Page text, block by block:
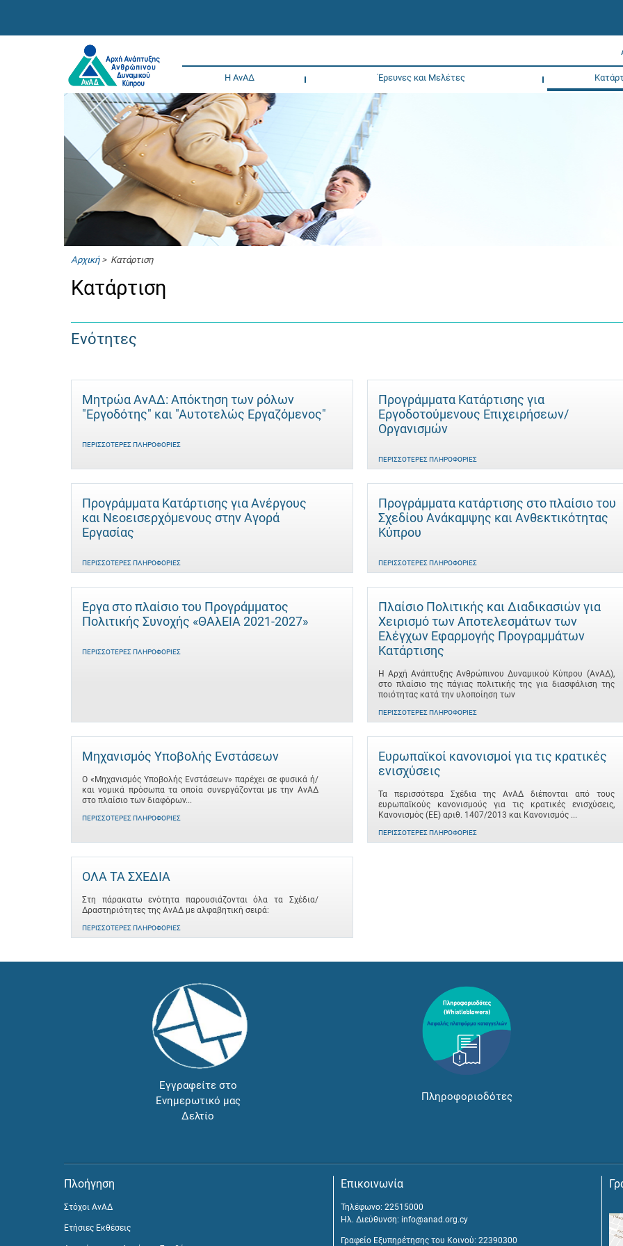
Η ΑνΑΔ Έρευνες και Μελέτες
Αρχική> Κατάρτιση
Κατάρτιση
Ενότητες
Μητρώα ΑνΑΔ: Απόκτηση των ρόλων
"Εργοδότης" και "Αυτοτελώς Eργαζόμενος"
ΠΕΡΙΣΣΌΤΕΡΕΣ ΠΛΗΡΟΦΟΡΊΕΣ
Προγράμματα Κατάρτισης για
Εργοδοτούμενους Επιχειρήσεων/
Οργανισμών
ΠΕΡΙΣΣΌΤΕΡΕΣ ΠΛΗΡΟΦΟΡΊΕΣ
Προγράμματα Κατάρτισης για Ανέργους
και Νεοεισερχόμενους στην Αγορά
Εργασίας
ΠΕΡΙΣΣΌΤΕΡΕΣ ΠΛΗΡΟΦΟΡΊΕΣ
Προγράμματα κατάρτισης στο πλαίσιο του
Σχεδίου Ανάκαμψης και Ανθεκτικότητας
Κύπρου
ΠΕΡΙΣΣΌΤΕΡΕΣ ΠΛΗΡΟΦΟΡΊΕΣ
Έργα στο πλαίσιο του Προγράμματος
Πολιτικής Συνοχής «ΘΑλΕΙΑ 2021-2027»
ΠΕΡΙΣΣΌΤΕΡΕΣ ΠΛΗΡΟΦΟΡΊΕΣ
Πλαίσιο Πολιτικής και Διαδικασιών για
Χειρισμό των Αποτελεσμάτων των
Ελέγχων Εφαρμογής Προγραμμάτων
Κατάρτισης
Η Αρχή Ανάπτυξης Ανθρώπινου Δυναμικού Κύπρου (ΑνΑΔ),
στο πλαίσιο της πάγιας πολιτικής της για διασφάλιση της
ποιότητας κατά την υλοποίηση των
ΠΕΡΙΣΣΌΤΕΡΕΣ ΠΛΗΡΟΦΟΡΊΕΣ
Μηχανισμός Υποβολής Ενστάσεων
Ο «Μηχανισμός Υποβολής Ενστάσεων» παρέχει σε φυσικά ή/
και νομικά πρόσωπα τα οποία συνεργάζονται με την ΑνΑΔ
στο πλαίσιο των διαφόρων...
ΠΕΡΙΣΣΌΤΕΡΕΣ ΠΛΗΡΟΦΟΡΊΕΣ
Ευρωπαϊκοί κανονισμοί για τις κρατικές
ενισχύσεις
Τα περισσότερα Σχέδια της ΑνΑΔ διέπονται από τους
ευρωπαϊκούς κανονισμούς για τις κρατικές ενισχύσεις,
Κανονισμός (ΕΕ) αριθ. 1407/2013 και Κανονισμός ...
ΠΕΡΙΣΣΌΤΕΡΕΣ ΠΛΗΡΟΦΟΡΊΕΣ
ΟΛΑ ΤΑ ΣΧΕΔΙΑ
Στη πάρακατω ενότητα παρουσιάζονται όλα τα Σχέδια/
Δραστηριότητες της ΑνΑΔ με αλφαβητική σειρά:
ΠΕΡΙΣΣΌΤΕΡΕΣ ΠΛΗΡΟΦΟΡΊΕΣ
Εγγραφείτε στο
Ενημερωτικό μας
Δελτίο
Πληροφοριοδότες
Πλοήγηση
Στόχοι ΑνΑΔ
Ετήσιες Εκθέσεις
Επικοινωνία
Τηλέφωνο: 22515000
Ηλ. Διεύθυνση: info@anad.org.cy
Γραφείο Εξυπηρέτησης του Κοινού: 22390300